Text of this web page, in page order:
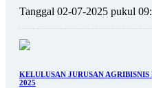
Tanggal 02-07-2025 pukul
KELULUSAN JURUSAN
2025